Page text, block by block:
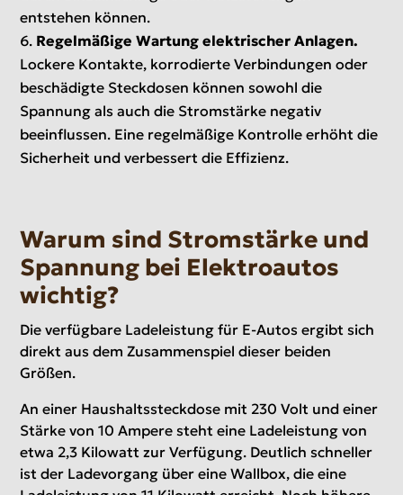
entstehen können.
Regelmäßige Wartung elektrischer Anlagen.
Lockere Kontakte, korrodierte Verbindungen oder
beschädigte Steckdosen können sowohl die
Spannung als auch die Stromstärke negativ
beeinflussen. Eine regelmäßige Kontrolle erhöht die
Sicherheit und verbessert die Effizienz.
Warum sind Stromstärke und
Spannung bei Elektroautos
wichtig?
Die verfügbare Ladeleistung für E-Autos ergibt sich
direkt aus dem Zusammenspiel dieser beiden
Größen.
An einer Haushaltssteckdose mit 230 Volt und einer
Stärke von 10 Ampere steht eine Ladeleistung von
etwa 2,3 Kilowatt zur Verfügung. Deutlich schneller
ist der Ladevorgang über eine Wallbox, die eine